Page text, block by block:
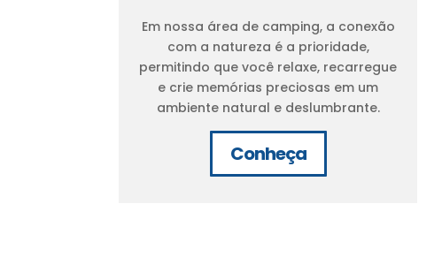
Em nossa área de camping, a conexão
com a natureza é a prioridade,
permitindo que você relaxe, recarregue
e crie memórias preciosas em um
ambiente natural e deslumbrante.
Conheça